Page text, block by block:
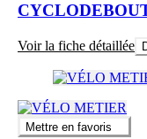
Voir la fiche détaillée
Mettre en favoris